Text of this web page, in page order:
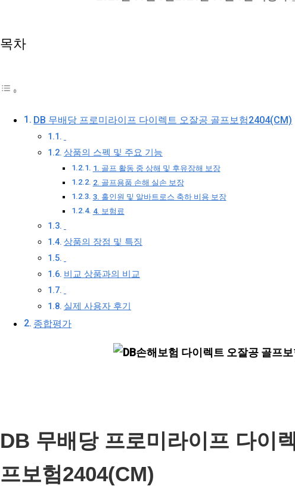
목차
DB 무배당 프로미라이프 다이렉트 오잘공 골프보험2404(CM)
상품의 스펙 및 주요 기능
1. 골프 활동 중 상해 및 후유장해 보장
2. 골프용품 손해 실손 보장
3. 홀인원 및 알바트로스 축하 비용 보장
4. 보험료
상품의 장점 및 특징
비교 상품과의 비교
실제 사용자 후기
종합평가
DB 무배당 프로미라이프 다이
프보험2404(CM)